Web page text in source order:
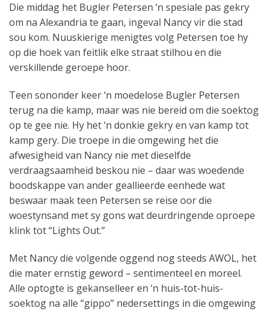
Die middag het Bugler Petersen ‘n spesiale pas gekry
om na Alexandria te gaan, ingeval Nancy vir die stad
sou kom. Nuuskierige menigtes volg Petersen toe hy
op die hoek van feitlik elke straat stilhou en die
verskillende geroepe hoor.
Teen sononder keer ‘n moedelose Bugler Petersen
terug na die kamp, ​​maar was nie bereid om die soektog
op te gee nie. Hy het ‘n donkie gekry en van kamp tot
kamp gery. Die troepe in die omgewing het die
afwesigheid van Nancy nie met dieselfde
verdraagsaamheid beskou nie – daar was woedende
boodskappe van ander geallieerde eenhede wat
beswaar maak teen Petersen se reise oor die
woestynsand met sy gons wat deurdringende oproepe
klink tot “Lights Out.”
Met Nancy die volgende oggend nog steeds AWOL, het
die mater ernstig geword – sentimenteel en moreel.
Alle optogte is gekanselleer en ‘n huis-tot-huis-
soektog na alle “gippo” nedersettings in die omgewing